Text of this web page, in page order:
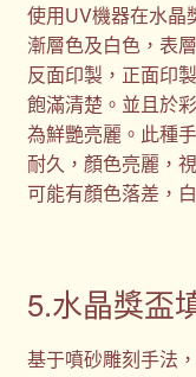
使用UV機器在水晶
漸層色及白色，表
反面印製，正面印
飽滿清楚。並且於
為鮮艷亮麗。此種
耐久，顏色亮麗，
可能有顏色落差，
5.水晶獎盃
基于噴砂雕刻手法